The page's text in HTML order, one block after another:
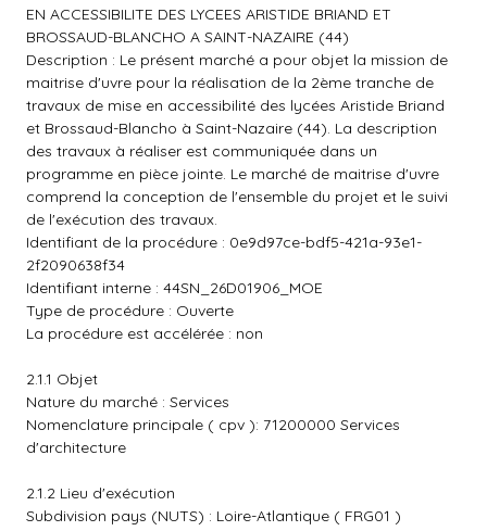
EN ACCESSIBILITE DES LYCEES ARISTIDE BRIAND ET
BROSSAUD-BLANCHO A SAINT-NAZAIRE (44)
Description : Le présent marché a pour objet la mission de
maitrise d'uvre pour la réalisation de la 2ème tranche de
travaux de mise en accessibilité des lycées Aristide Briand
et Brossaud-Blancho à Saint-Nazaire (44). La description
des travaux à réaliser est communiquée dans un
programme en pièce jointe. Le marché de maitrise d'uvre
comprend la conception de l'ensemble du projet et le suivi
de l'exécution des travaux.
Identifiant de la procédure : 0e9d97ce-bdf5-421a-93e1-
2f2090638f34
Identifiant interne : 44SN_26D01906_MOE
Type de procédure : Ouverte
La procédure est accélérée : non
2.1.1 Objet
Nature du marché : Services
Nomenclature principale ( cpv ): 71200000 Services
d'architecture
2.1.2 Lieu d'exécution
Subdivision pays (NUTS) : Loire-Atlantique ( FRG01 )